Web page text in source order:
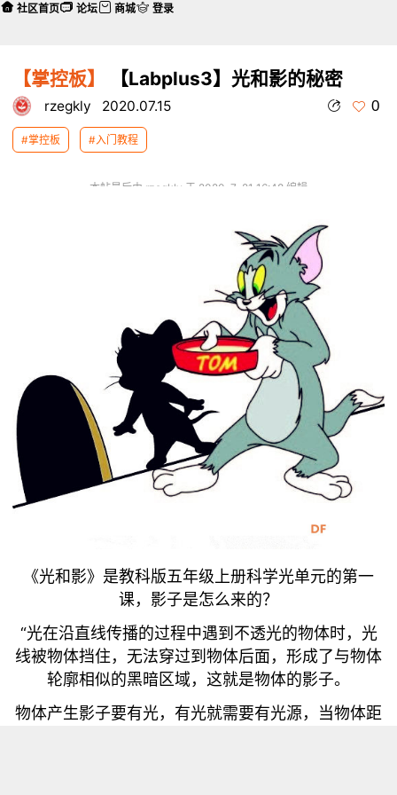
【掌控板】 【Labplus3】光和影的秘密
rzegkly 2020.07.15 0
#掌控板 #入门教程
本帖最后由 rzegkly 于 2020-7-21 16:48 编辑
《光和影》是教科版五年级上册科学光单元的第一
课，影子是怎么来的？
“光在沿直线传播的过程中遇到不透光的物体时，光
线被物体挡住，无法穿过到物体后面，形成了与物体
轮廓相似的黑暗区域，这就是物体的影子。
物体产生影子要有光，有光就需要有光源，当物体距
社区首页 论坛 商城 登录